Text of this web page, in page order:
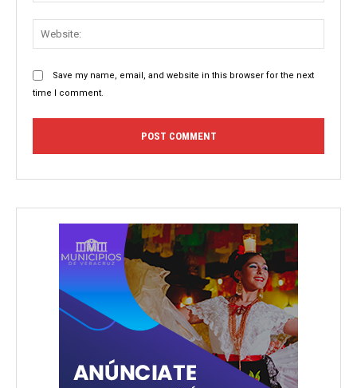
Save my name, email, and website in this browser for the next
time I comment.